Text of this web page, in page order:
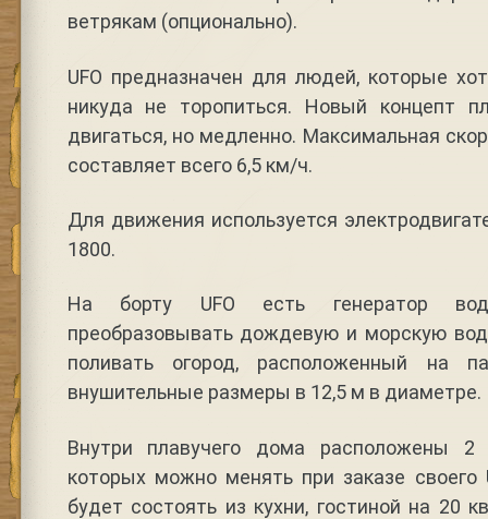
ветрякам (опционально).
UFO предназначен для людей, которые
никуда не торопиться. Новый концепт
двигаться, но медленно. Максимальная
составляет всего 6,5 км/ч.
Для движения используется
1800.
На борту UFO есть генератор
преобразовывать дождевую и морскую
поливать огород, расположенный на
внушительные размеры в 12,5 м в диаметре.
Внутри плавучего дома расположены 2
которых можно менять при заказе своего
будет состоять из кухни, гостиной на 20